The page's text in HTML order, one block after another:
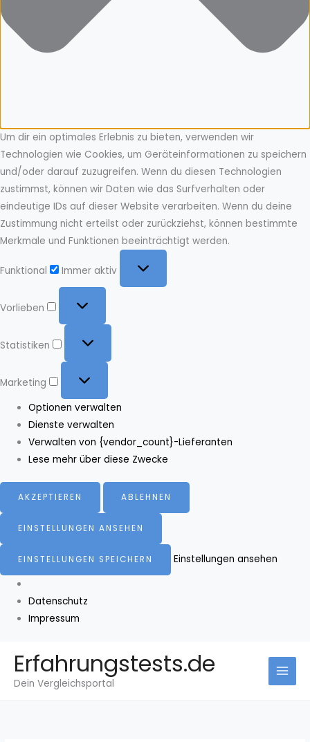
Um dir ein optimales Erlebnis zu bieten, verwenden wir
Technologien wie Cookies, um Geräteinformationen zu speichern
und/oder darauf zuzugreifen. Wenn du diesen Technologien
zustimmst, können wir Daten wie das Surfverhalten oder
eindeutige IDs auf dieser Website verarbeiten. Wenn du deine
Zustimmung nicht erteilst oder zurückziehst, können bestimmte
Merkmale und Funktionen beeinträchtigt werden.
Funktional
Immer aktiv
Vorlieben
Statistiken
Marketing
Optionen verwalten
Dienste verwalten
Verwalten von {vendor_count}-Lieferanten
Lese mehr über diese Zwecke
AKZEPTIEREN ABLEHNEN
EINSTELLUNGEN ANSEHEN
EINSTELLUNGEN SPEICHERN Einstellungen ansehen
Datenschutz
Impressum
Inhalt
springen
Erfahrungstests.de
Dein Vergleichsportal